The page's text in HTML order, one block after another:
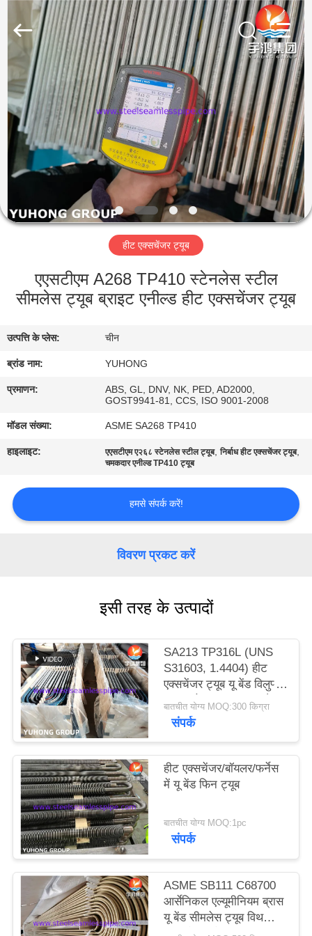
घर
उत्पादों
हमारे
में
भ्रमण
नियंत्रण
संपर्क
करें
एक
उद्धरण
अनुरोध
COMPANY
साइटमैप
PRIVACY
POLICY
Group
Co.,Ltd.
Reserved.
हीट एक्सचेंजर ट्यूब
एएसटीएम A268 TP410 स्टेनलेस स्टील
सीमलेस ट्यूब ब्राइट एनील्ड हीट एक्सचेंजर ट्यूब
उत्पत्ति के प्लेस: चीन
ब्रांड नाम: YUHONG
प्रमाणन:
ABS, GL, DNV, NK, PED, AD2000,
GOST9941-81, CCS, ISO 9001-2008
मॉडल संख्या: ASME SA268 TP410
हाइलाइट: एएसटीएम ए२६८ स्टेनलेस स्टील ट्यूब,निर्बाध हीट एक्सचेंजर ट्यूब,
चमकदार एनील्ड TP410 ट्यूब
हमसे संपर्क करें!
विवरण प्रकट करें
इसी तरह के उत्पादों
SA213 TP316L (UNS
S31603, 1.4404) हीट
एक्सचेंजर ट्यूब यू बेंड विलुप्त
उपचार के साथ, अचार और
निष्क्रिय
बातचीत योग्य MOQ:300 किग्रा
संपर्क
हीट एक्सचेंजर/बॉयलर/फर्नेस
में यू बेंड फिन ट्यूब
बातचीत योग्य MOQ:1pc
संपर्क
ASME SB111 C68700
आर्सेनिकल एल्यूमीनियम ब्रास
यू बेंड सीमलेस ट्यूब विथ
इम्पिंगमेंट अटैक